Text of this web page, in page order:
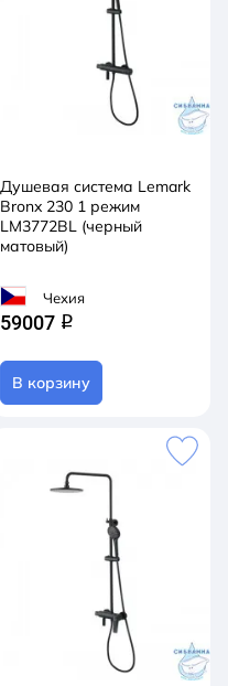
Душевая система Lemark
Bronx 230 1 режим
LM3772BL (черный
матовый)
Чехия
59007 q
В корзину